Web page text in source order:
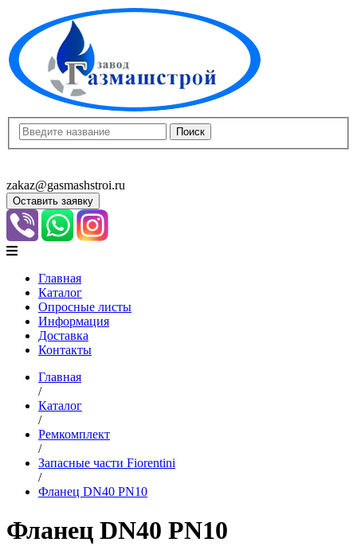
zakaz@gasmashstroi.ru
Оставить заявку
Главная
Каталог
Опросные листы
Информация
Доставка
Контакты
Главная
/
Каталог
/
Ремкомплект
/
Запасные части Fiorentini
/
Фланец DN40 PN10
Фланец DN40 PN10